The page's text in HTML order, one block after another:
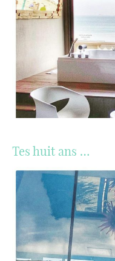
Tes huit ans …